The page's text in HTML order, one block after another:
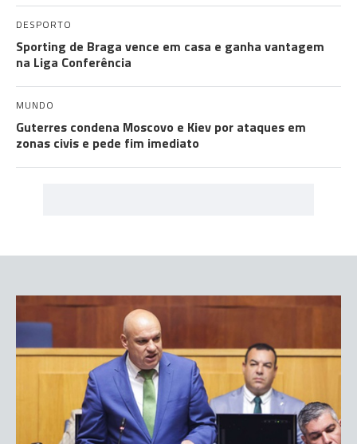
DESPORTO
Sporting de Braga vence em casa e ganha vantagem
na Liga Conferência
MUNDO
Guterres condena Moscovo e Kiev por ataques em
zonas civis e pede fim imediato